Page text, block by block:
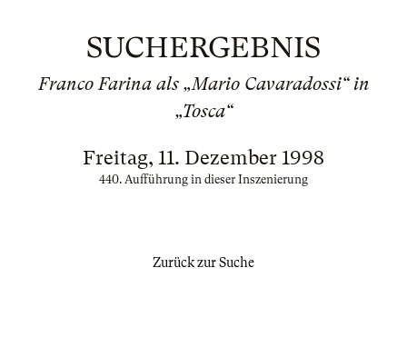
SUCHERGEBNIS
Franco Farina als „Mario Cavaradossi“ in
„Tosca“
Freitag, 11. Dezember 1998
440. Aufführung in dieser Inszenierung
Zurück zur Suche